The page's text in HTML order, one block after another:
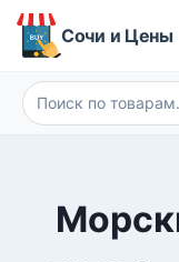
Перейти
Сочи и Цены
Искать: